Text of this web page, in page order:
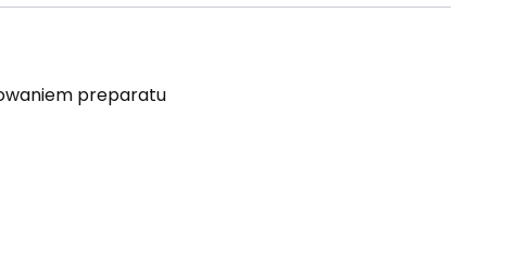
preparatu